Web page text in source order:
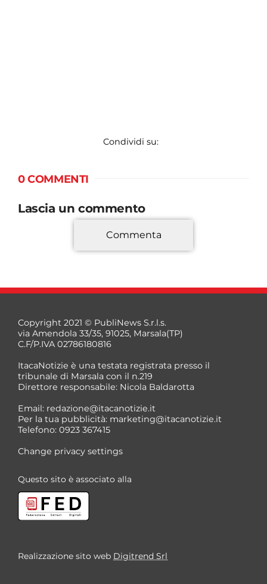
Condividi su:
0 COMMENTI
Lascia un commento
*
*
Commenta
Copyright 2021 © PubliNews S.r.l.s.
via Amendola 33/35, 91025, Marsala(TP)
C.F/P.IVA 02786180816
ItacaNotizie è una testata registrata presso il
tribunale di Marsala con il n.219
Direttore responsabile: Nicola Baldarotta
Email: redazione@itacanotizie.it
Per la tua pubblicità: marketing@itacanotizie.it
Telefono: 0923 367415
Change privacy settings
Questo sito è associato alla
Realizzazione sito web Digitrend Srl